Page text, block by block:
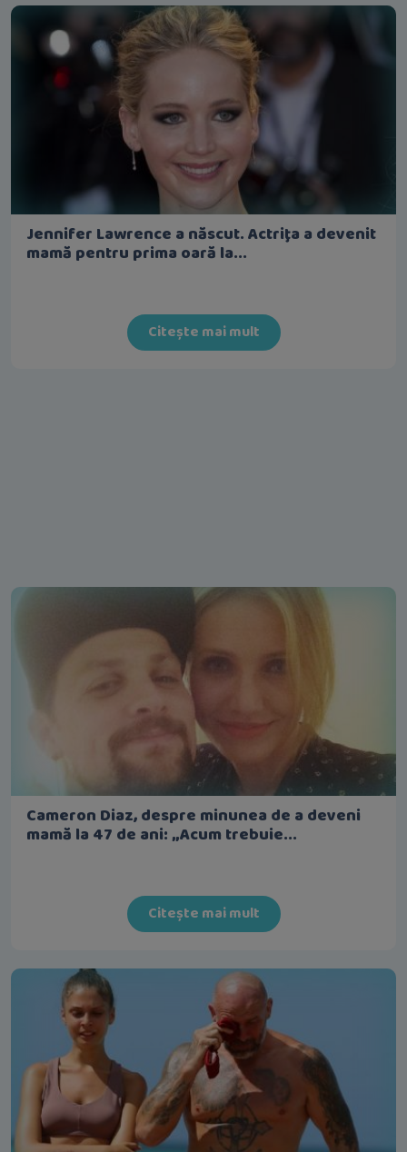
Jennifer Lawrence a născut. Actriţa a devenit
mamă pentru prima oară la...
Citește mai mult
Cameron Diaz, despre minunea de a deveni
mamă la 47 de ani: „Acum trebuie...
Citește mai mult